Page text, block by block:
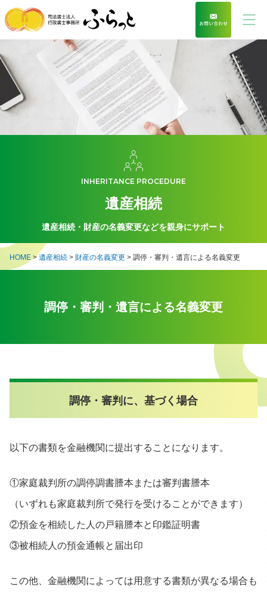
INHERITANCE PROCEDURE
遺産相続
遺産相続・財産の名義変更などを親身にサポート
HOME >遺産相続 > 財産の名義変更 > 調停・審判・遺言による名義変更
調停・審判・遺言による名義変更
調停・審判に、基づく場合
以下の書類を金融機関に提出することになります。
①家庭裁判所の調停調書謄本または審判書謄本
（いずれも家庭裁判所で発行を受けることができます）
②預金を相続した人の戸籍謄本と印鑑証明書
③被相続人の預金通帳と届出印
この他、金融機関によっては用意する書類が異なる場合も